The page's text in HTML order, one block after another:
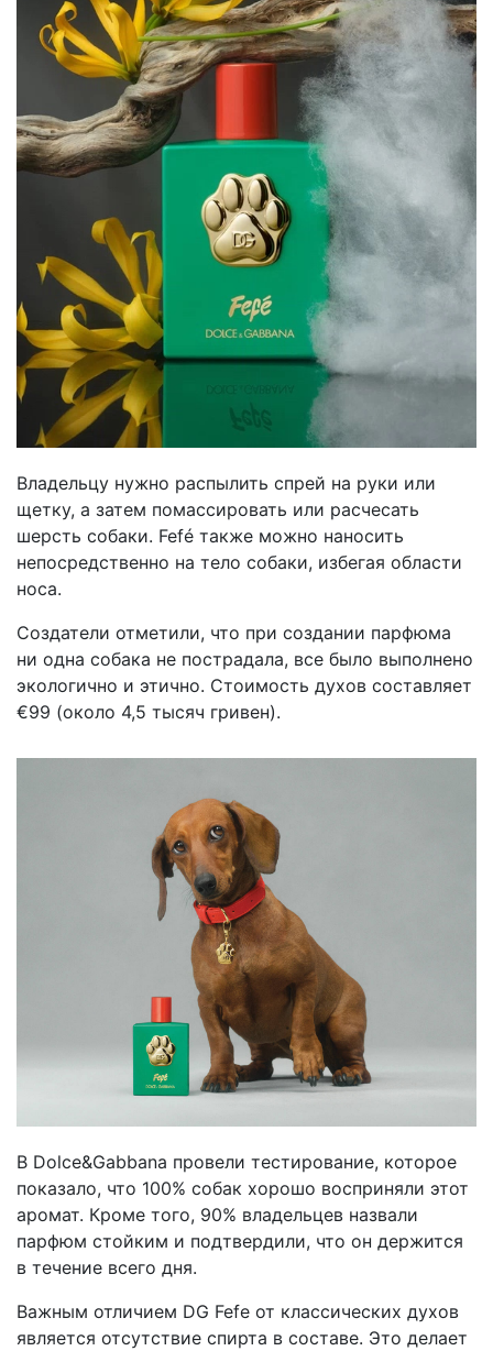
Владельцу нужно распылить спрей на руки или
щетку, а затем помассировать или расчесать
шерсть собаки. Fefé также можно наносить
непосредственно на тело собаки, избегая области
носа.
Создатели отметили, что при создании парфюма
ни одна собака не пострадала, все было выполнено
экологично и этично. Стоимость духов составляет
€99 (около 4,5 тысяч гривен).
В Dolce&Gabbana провели тестирование, которое
показало, что 100% собак хорошо восприняли этот
аромат. Кроме того, 90% владельцев назвали
парфюм стойким и подтвердили, что он держится
в течение всего дня.
Важным отличием DG Fefe от классических духов
является отсутствие спирта в составе. Это делает